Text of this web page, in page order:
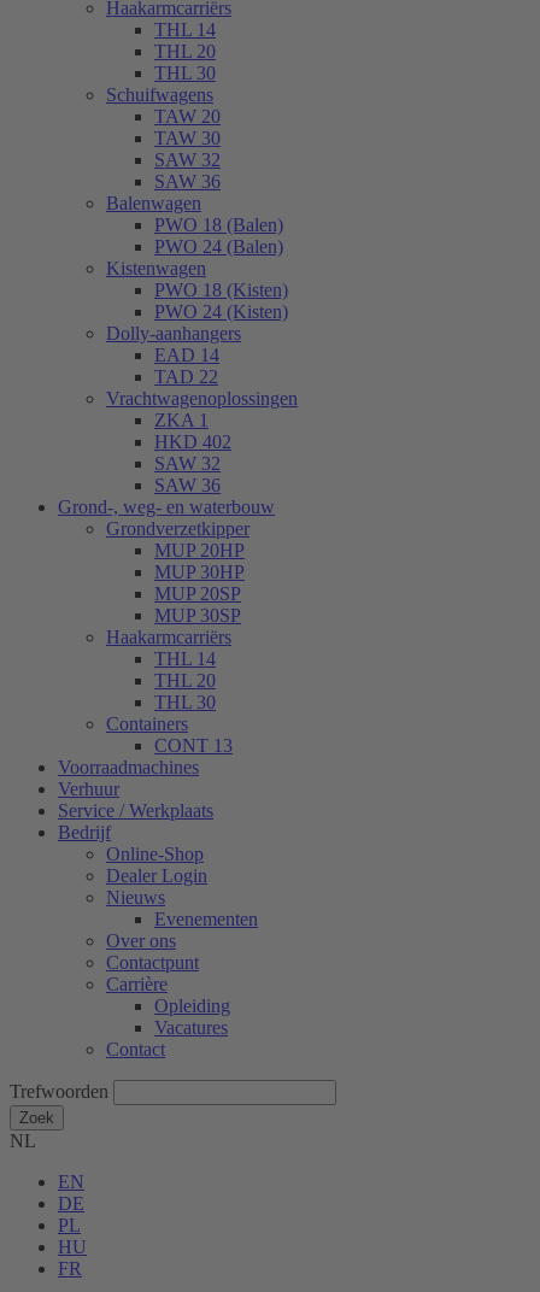
Haakarmcarriërs
THL 14
THL 20
THL 30
Schuifwagens
TAW 20
TAW 30
SAW 32
SAW 36
Balenwagen
PWO 18 (Balen)
PWO 24 (Balen)
Kistenwagen
PWO 18 (Kisten)
PWO 24 (Kisten)
Dolly-aanhangers
EAD 14
TAD 22
Vrachtwagenoplossingen
ZKA 1
HKD 402
SAW 32
SAW 36
Grond-, weg- en waterbouw
Grondverzetkipper
MUP 20HP
MUP 30HP
MUP 20SP
MUP 30SP
Haakarmcarriërs
THL 14
THL 20
THL 30
Containers
CONT 13
Voorraadmachines
Verhuur
Service / Werkplaats
Bedrijf
Online-Shop
Dealer Login
Nieuws
Evenementen
Over ons
Contactpunt
Carrière
Opleiding
Vacatures
Contact
Trefwoorden
Zoek
NL
EN
DE
PL
HU
FR